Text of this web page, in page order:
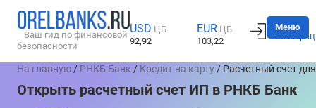
Ваш гид по финансовой
безопасности
USD ЦБ
92,92
EUR ЦБ
103,22
Вход
Меню
На главную / РНКБ Банк / Кредит на карту / Расчетный счет
Открыть расчетный счет ИП в РНКБ Банк